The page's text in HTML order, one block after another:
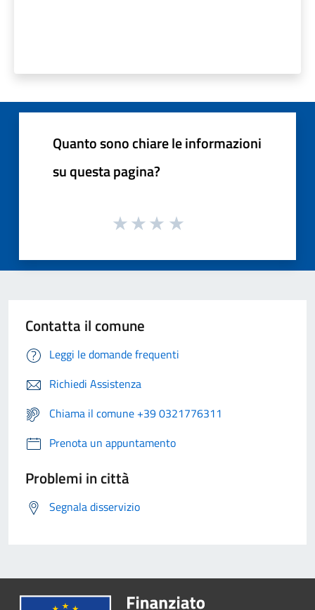
Quanto sono chiare le informazioni
su questa pagina?
Contatta il comune
Leggi le domande frequenti
Richiedi Assistenza
Chiama il comune +39 0321776311
Prenota un appuntamento
Problemi in città
Segnala disservizio